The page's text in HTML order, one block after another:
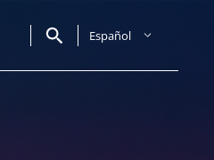
Español